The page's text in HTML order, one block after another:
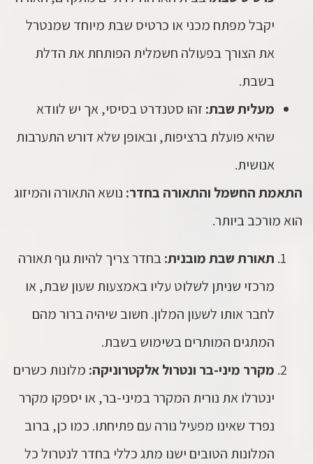
יקבל מפתח מכני או כרטיס שבת מיוחד שמנטרל
את הצורך בפעולה חשמלית הפותחת את הדלת
בשבת.
מעלית שבת: זהו סטנדרט בסיסי, אך יש לוודא
שהיא פועלת ברציפות, ובאופן שלא דורש התערבות
אנושית.
התאמת החשמל והתאורה בחדר: נושא התאורה והמיזוג
הוא מורכב ביותר.
תאורת שבת מובנית:בחדר צריך להיות גוף תאורה
מרכזי שניתן לשלוט עליו באמצעות שעון שבת, או
לחבר אותו לשעון המלון. חשוב שיהיה ברור מהם
המתגים המותרים בשימוש בשבת.
מקרר מיני-בר ונטרול אלקטרוניקה: מלונות כשרים
ינטרלו את נורית המקרר במיני-בר, או יספקו מקרר
נפרד שאינו מפעיל נורה עם פתיחתו. כמו כן, ברוב
המלונות הטובים ישנו מתג כללי בחדר לנטרול כל